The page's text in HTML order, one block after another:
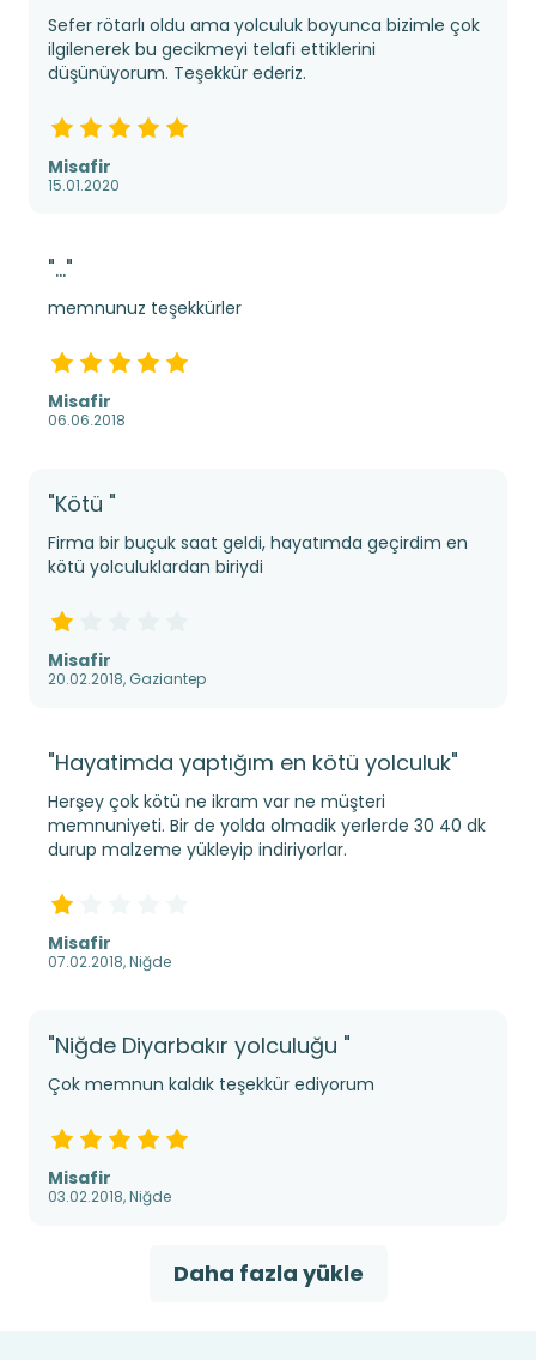
Misafir
15.01.2020
Sefer rötarlı oldu ama yolculuk boyunca bizimle çok
ilgilenerek bu gecikmeyi telafi ettiklerini
düşünüyorum. Teşekkür ederiz.
Misafir
06.06.2018
"..."
memnunuz teşekkürler
Misafir
20.02.2018, Gaziantep
"Kötü "
Firma bir buçuk saat geldi, hayatımda geçirdim en
kötü yolculuklardan biriydi
Misafir
07.02.2018, Niğde
"Hayatimda yaptığım en kötü yolculuk"
Herşey çok kötü ne ikram var ne müşteri
memnuniyeti. Bir de yolda olmadik yerlerde 30 40 dk
durup malzeme yükleyip indiriyorlar.
Misafir
03.02.2018, Niğde
"Niğde Diyarbakır yolculuğu "
Çok memnun kaldık teşekkür ediyorum
Daha fazla yükle